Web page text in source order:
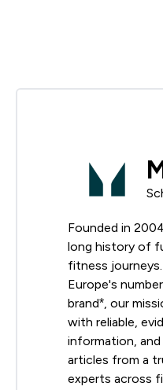
Founded in
long history of
fitness
Europe's
brand*, our
with reliable,
information,
articles from a
experts across